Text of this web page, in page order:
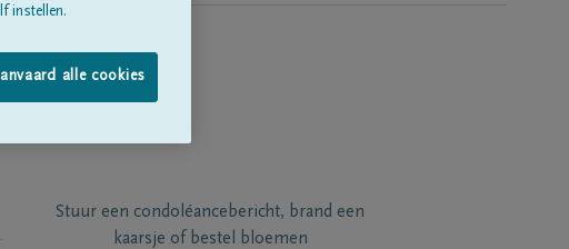
Stuur een condoléancebericht, brand een
kaarsje of bestel bloemen
instellen.
alle cookies